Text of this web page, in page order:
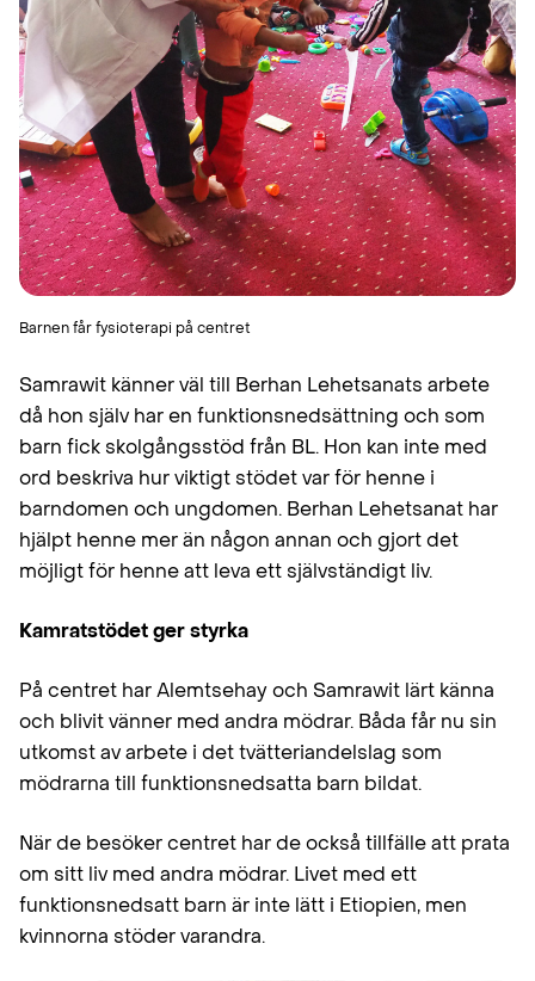
Barnen får fysioterapi på centret
Samrawit känner väl till Berhan Lehetsanats arbete
då hon själv har en funktionsnedsättning och som
barn fick skolgångsstöd från BL. Hon kan inte med
ord beskriva hur viktigt stödet var för henne i
barndomen och ungdomen. Berhan Lehetsanat har
hjälpt henne mer än någon annan och gjort det
möjligt för henne att leva ett självständigt liv.
Kamratstödet ger styrka
På centret har Alemtsehay och Samrawit lärt känna
och blivit vänner med andra mödrar. Båda får nu sin
utkomst av arbete i det tvätteriandelslag som
mödrarna till funktionsnedsatta barn bildat.
När de besöker centret har de också tillfälle att prata
om sitt liv med andra mödrar. Livet med ett
funktionsnedsatt barn är inte lätt i Etiopien, men
kvinnorna stöder varandra.